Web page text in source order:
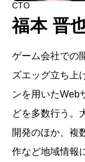
CTO
福本 晋
ゲーム会社での
ズエッグ立ち上
ンを用いたWeb
どを多数行う。
開発のほか、複
作など地域情報